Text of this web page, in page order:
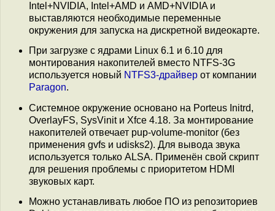
Intel+NVIDIA, Intel+AMD и AMD+NVIDIA и
выставляются необходимые переменные
окружения для запуска на дискретной видеокарте.
При загрузке с ядрами Linux 6.1 и 6.10 для
монтирования накопителей вместо NTFS-3G
используется новый NTFS3-драйвер от компании
Paragon.
Системное окружение основано на Porteus Initrd,
OverlayFS, SysVinit и Xfce 4.18. За монтирование
накопителей отвечает pup-volume-monitor (без
применения gvfs и udisks2). Для вывода звука
используется только ALSA. Применён свой скрипт
для решения проблемы с приоритетом HDMI
звуковых карт.
Можно устанавливать любое ПО из репозиториев